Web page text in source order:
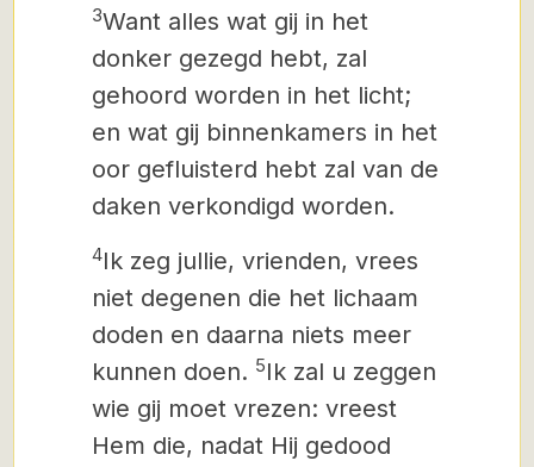
3Want alles wat gij in het
donker gezegd hebt, zal
gehoord worden in het licht;
en wat gij binnenkamers in het
oor gefluisterd hebt zal van de
daken verkondigd worden.
4Ik zeg jullie, vrienden, vrees
niet degenen die het lichaam
doden en daarna niets meer
kunnen doen. 5Ik zal u zeggen
wie gij moet vrezen: vreest
Hem die, nadat Hij gedood